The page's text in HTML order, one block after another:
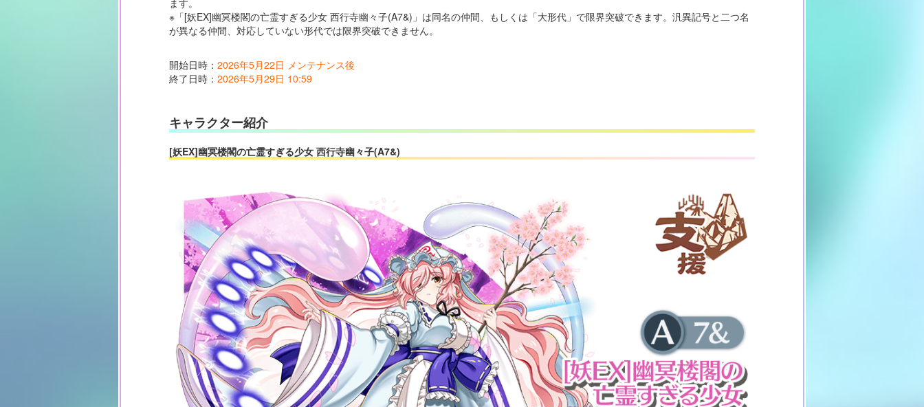
※「[妖EX]幽冥楼閣の亡霊すぎる少女 西行寺幽々子(A7&)」は同名の仲間、もしくは「大形代」で限界突破できます。汎異記号と二つ名
が異なる仲間、対応していない形代では限界突破できません。
開始日時： 2026年5月22日 メンテナンス後
終了日時： 2026年5月29日 10:59
キャラクター紹介
[妖EX]幽冥楼閣の亡霊すぎる少女 西行寺幽々子(A7&)